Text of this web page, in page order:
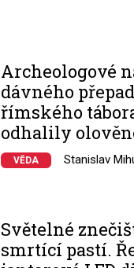
Archeologové
dávného
římského
odhalily
VĚDA Stanislav
Světelné
smrtící pastí.